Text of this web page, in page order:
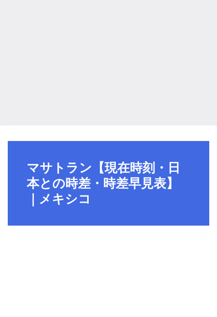
マサトラン【現在時刻・日
本との時差・時差早見表】
｜メキシコ